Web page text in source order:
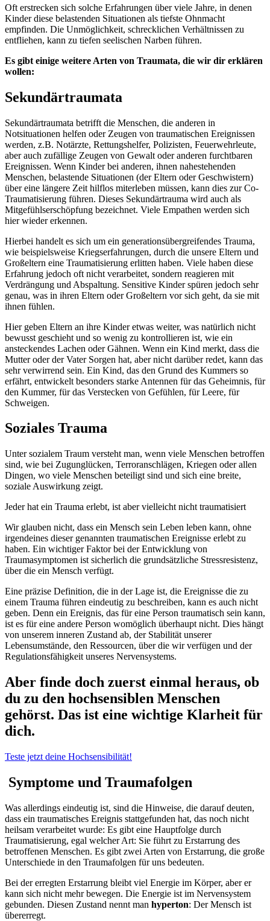
Oft erstrecken sich solche Erfahrungen über viele Jahre, in denen
Kinder diese belastenden Situationen als tiefste Ohnmacht
empfinden. Die Unmöglichkeit, schrecklichen Verhältnissen zu
entfliehen, kann zu tiefen seelischen Narben führen.
Es gibt einige weitere Arten von Traumata, die wir dir erklären
wollen:
Sekundärtraumata
Sekundärtraumata betrifft die Menschen, die anderen in
Notsituationen helfen oder Zeugen von traumatischen Ereignissen
werden, z.B. Notärzte, Rettungshelfer, Polizisten, Feuerwehrleute,
aber auch zufällige Zeugen von Gewalt oder anderen furchtbaren
Ereignissen. Wenn Kinder bei anderen, ihnen nahestehenden
Menschen, belastende Situationen (der Eltern oder Geschwistern)
über eine längere Zeit hilflos miterleben müssen, kann dies zur Co-
Traumatisierung führen. Dieses Sekundärtrauma wird auch als
Mitgefühlserschöpfung bezeichnet. Viele Empathen werden sich
hier wieder erkennen.
Hierbei handelt es sich um ein generationsübergreifendes Trauma,
wie beispielsweise Kriegserfahrungen, durch die unsere Eltern und
Großeltern eine Traumatisierung erlitten haben. Viele haben diese
Erfahrung jedoch oft nicht verarbeitet, sondern reagieren mit
Verdrängung und Abspaltung. Sensitive Kinder spüren jedoch sehr
genau, was in ihren Eltern oder Großeltern vor sich geht, da sie mit
ihnen fühlen.
Hier geben Eltern an ihre Kinder etwas weiter, was natürlich nicht
bewusst geschieht und so wenig zu kontrollieren ist, wie ein
ansteckendes Lachen oder Gähnen. Wenn ein Kind merkt, dass die
Mutter oder der Vater Sorgen hat, aber nicht darüber redet, kann das
sehr verwirrend sein. Ein Kind, das den Grund des Kummers so
erfährt, entwickelt besonders starke Antennen für das Geheimnis, für
den Kummer, für das Verstecken von Gefühlen, für Leere, für
Schweigen.
Soziales Trauma
Unter sozialem Traum versteht man, wenn viele Menschen betroffen
sind, wie bei Zugunglücken, Terroranschlägen, Kriegen oder allen
Dingen, wo viele Menschen beteiligt sind und sich eine breite,
soziale Auswirkung zeigt.
Jeder hat ein Trauma erlebt, ist aber vielleicht nicht traumatisiert
Wir glauben nicht, dass ein Mensch sein Leben leben kann, ohne
irgendeines dieser genannten traumatischen Ereignisse erlebt zu
haben. Ein wichtiger Faktor bei der Entwicklung von
Traumasymptomen ist sicherlich die grundsätzliche Stressresistenz,
über die ein Mensch verfügt.
Eine präzise Definition, die in der Lage ist, die Ereignisse die zu
einem Trauma führen eindeutig zu beschreiben, kann es auch nicht
geben. Denn ein Ereignis, das für eine Person traumatisch sein kann,
ist es für eine andere Person womöglich überhaupt nicht. Dies hängt
von unserem inneren Zustand ab, der Stabilität unserer
Lebensumstände, den Ressourcen, über die wir verfügen und der
Regulationsfähigkeit unseres Nervensystems.
Aber finde doch zuerst einmal heraus, ob
du zu den hochsensiblen Menschen
gehörst. Das ist eine wichtige Klarheit für
dich.
Teste jetzt deine Hochsensibilität!
Symptome und Traumafolgen
Was allerdings eindeutig ist, sind die Hinweise, die darauf deuten,
dass ein traumatisches Ereignis stattgefunden hat, das noch nicht
heilsam verarbeitet wurde: Es gibt eine Hauptfolge durch
Traumatisierung, egal welcher Art: Sie führt zu Erstarrung des
betroffenen Menschen. Es gibt zwei Arten von Erstarrung, die große
Unterschiede in den Traumafolgen für uns bedeuten.
Bei der erregten Erstarrung bleibt viel Energie im Körper, aber er
kann sich nicht mehr bewegen. Die Energie ist im Nervensystem
gebunden. Diesen Zustand nennt man hyperton: Der Mensch ist
übererregt.